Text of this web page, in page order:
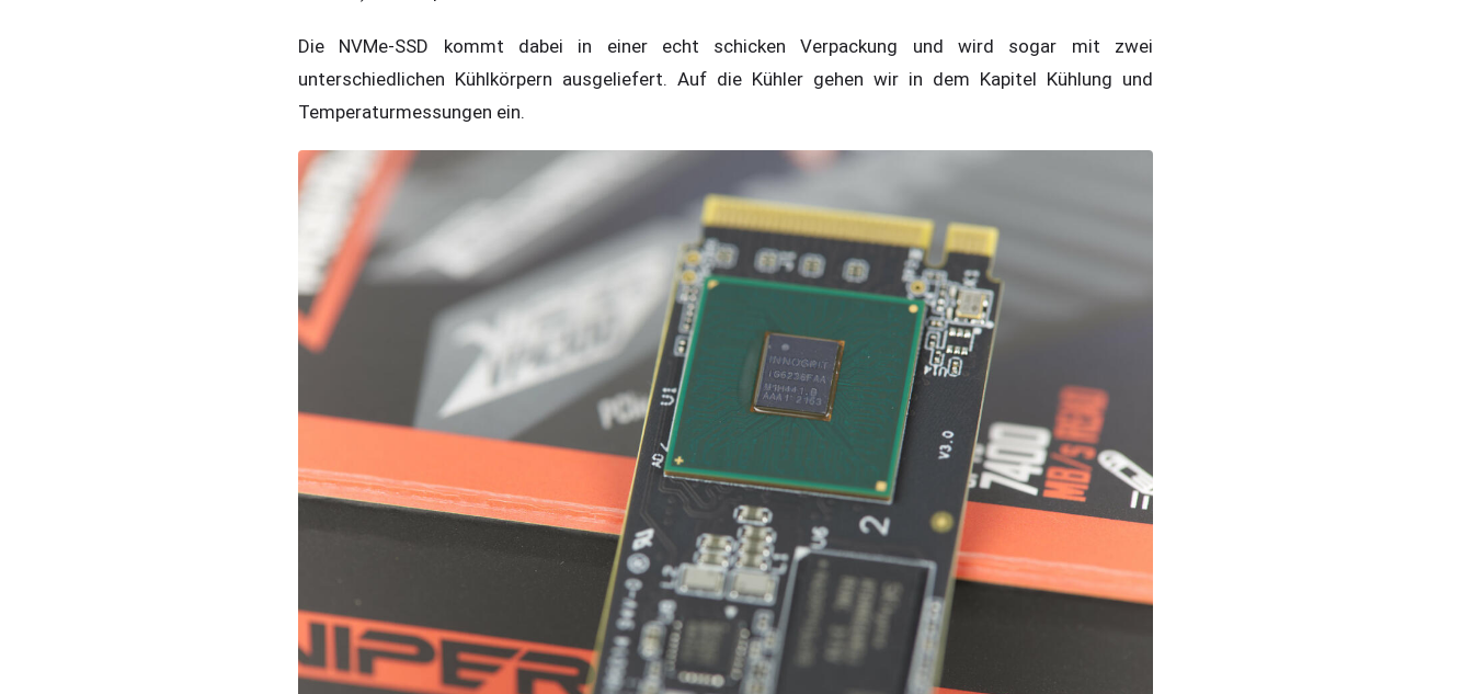
Die NVMe-SSD kommt dabei in einer echt schicken Verpackung und wird sogar mit zwei
unterschiedlichen Kühlkörpern ausgeliefert. Auf die Kühler gehen wir in dem Kapitel Kühlung und
Temperaturmessungen ein.